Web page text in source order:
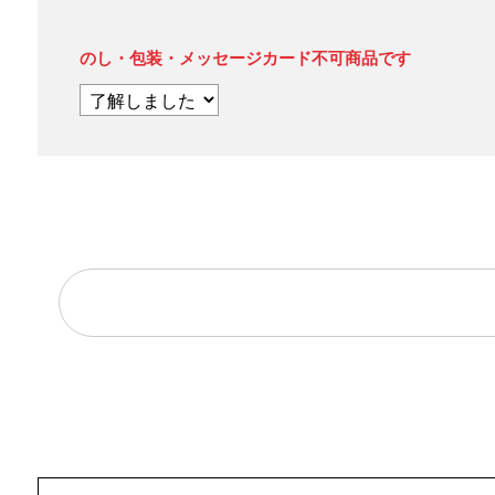
のし・包装・メッセージカード不可商品です